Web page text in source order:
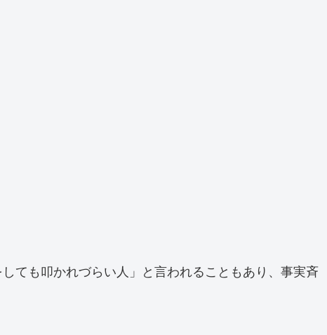
ても叩かれづらい人」と言われることもあり、事実斉